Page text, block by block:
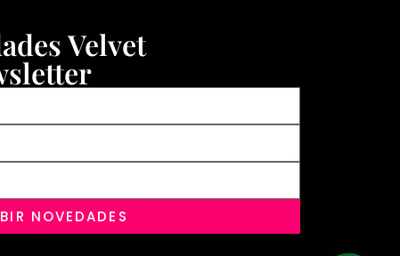
Velvet
NOVEDADES